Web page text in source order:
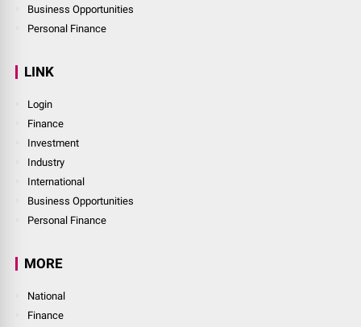
Business Opportunities
Personal Finance
LINK
Login
Finance
Investment
Industry
International
Business Opportunities
Personal Finance
MORE
National
Finance